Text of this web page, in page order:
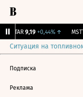
UTAR 9,19 +0,44%↑ MSTT
Ситуация на
Подписка
Реклама